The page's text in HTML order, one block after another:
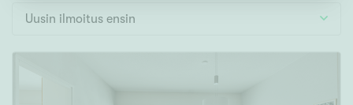
Uusin ilmoitus ensin